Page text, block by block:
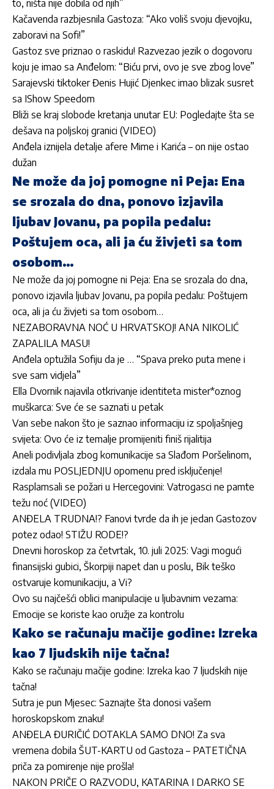
to, ništa nije dobila od njih”
Kačavenda razbjesnila Gastoza: “Ako voliš svoju djevojku,
zaboravi na Sofi!”
Gastoz sve priznao o raskidu! Razvezao jezik o dogovoru
koju je imao sa Anđelom: “Biću prvi, ovo je sve zbog love”
Sarajevski tiktoker Đenis Hujić Djenkec imao blizak susret
sa IShow Speedom
Bliži se kraj slobode kretanja unutar EU: Pogledajte šta se
dešava na poljskoj granici (VIDEO)
Anđela iznijela detalje afere Mime i Karića – on nije ostao
dužan
Ne može da joj pomogne ni Peja: Ena
se srozala do dna, ponovo izjavila
ljubav Jovanu, pa popila pedalu:
Poštujem oca, ali ja ću živjeti sa tom
osobom…
Ne može da joj pomogne ni Peja: Ena se srozala do dna,
ponovo izjavila ljubav Jovanu, pa popila pedalu: Poštujem
oca, ali ja ću živjeti sa tom osobom…
NEZABORAVNA NOĆ U HRVATSKOJ! ANA NIKOLIĆ
ZAPALILA MASU!
Anđela optužila Sofiju da je … “Spava preko puta mene i
sve sam vidjela”
Ella Dvornik najavila otkrivanje identiteta mister*oznog
muškarca: Sve će se saznati u petak
Van sebe nakon što je saznao informaciju iz spoljašnjeg
svijeta: Ovo će iz temalje promijeniti finiš rijalitija
Aneli podivljala zbog komunikacije sa Slađom Poršelinom,
izdala mu POSLJEDNJU opomenu pred isključenje!
Rasplamsali se požari u Hercegovini: Vatrogasci ne pamte
težu noć (VIDEO)
ANĐELA TRUDNA!? Fanovi tvrde da ih je jedan Gastozov
potez odao! STIŽU RODE!?
Dnevni horoskop za četvrtak, 10. juli 2025: Vagi mogući
finansijski gubici, Škorpiji napet dan u poslu, Bik teško
ostvaruje komunikaciju, a Vi?
Ovo su najčešći oblici manipulacije u ljubavnim vezama:
Emocije se koriste kao oružje za kontrolu
Kako se računaju mačije godine: Izreka
kao 7 ljudskih nije tačna!
Kako se računaju mačije godine: Izreka kao 7 ljudskih nije
tačna!
Sutra je pun Mjesec: Saznajte šta donosi vašem
horoskopskom znaku!
ANĐELA ĐURIČIĆ DOTAKLA SAMO DNO! Za sva
vremena dobila ŠUT-KARTU od Gastoza – PATETIČNA
priča za pomirenje nije prošla!
NAKON PRIČE O RAZVODU, KATARINA I DARKO SE